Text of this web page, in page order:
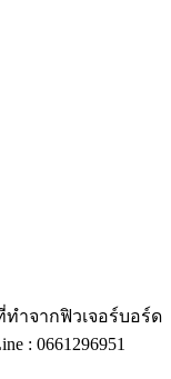
ทำจากฟิวเจอร์บอร์ด
: 0661296951